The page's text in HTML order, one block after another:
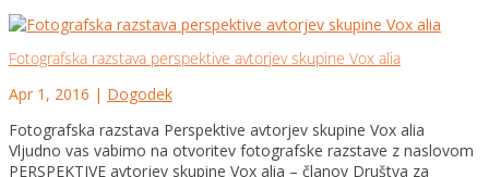
Fotografska razstava perspektive avtorjev skupine Vox alia
Apr 1, 2016 | Dogodek
Fotografska razstava Perspektive avtorjev skupine Vox alia
Vljudno vas vabimo na otvoritev fotografske razstave z naslovom
PERSPEKTIVE avtorjev skupine Vox alia – članov Društva za